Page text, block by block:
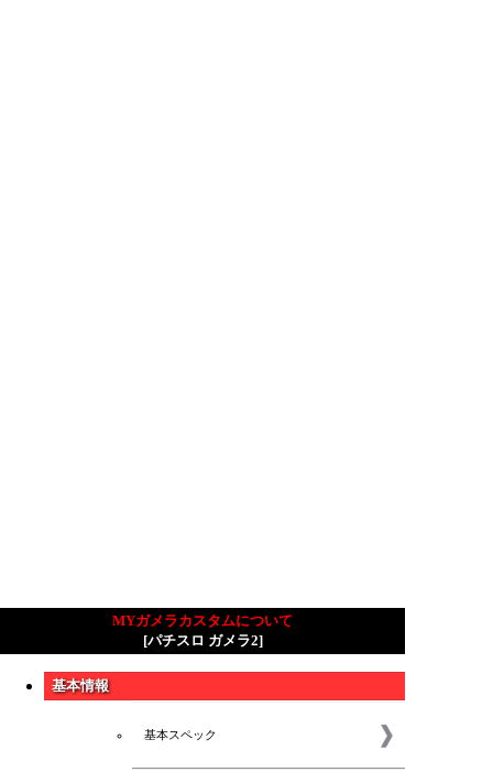
MYガメラカスタムについて
[パチスロ ガメラ2]
基本情報
基本スペック